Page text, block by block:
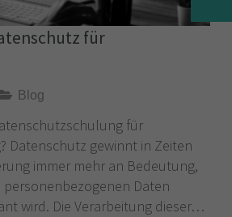
für
Blog
für
Datenschutz gewinnt in Zeiten
immer mehr an Bedeutung,
Daten
wird. Die Verarbeitung dieser…